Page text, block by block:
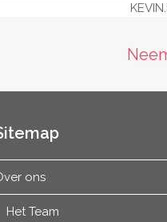
next
ons
Het Team